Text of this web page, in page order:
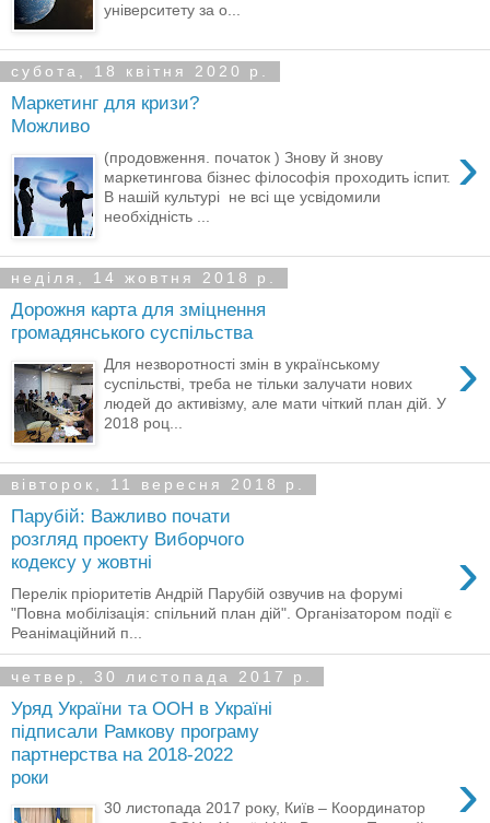
університету за о...
субота, 18 квітня 2020 р.
Маркетинг для кризи?
Можливо
›
(продовження. початок ) Знову й знову
маркетингова бізнес філософія проходить іспит.
В нашій культурі не всі ще усвідомили
необхідність ...
неділя, 14 жовтня 2018 р.
Дорожня карта для зміцнення
громадянського суспільства
›
Для незворотності змін в українському
суспільстві, треба не тільки залучати нових
людей до активізму, але мати чіткий план дій. У
2018 роц...
вівторок, 11 вересня 2018 р.
Парубій: Важливо почати
розгляд проекту Виборчого
кодексу у жовтні
›
Перелік пріоритетів Андрій Парубій озвучив на форумі
"Повна мобілізація: спільний план дій". Організатором події є
Реанімаційний п...
четвер, 30 листопада 2017 р.
Уряд України та ООН в Україні
підписали Рамкову програму
партнерства на 2018-2022
роки
›
30 листопада 2017 року, Київ – Координатор